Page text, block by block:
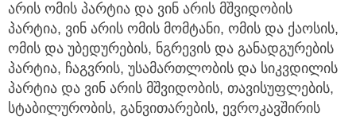
არის ომის პარტია და ვინ არის მშვიდობის
პარტია, ვინ არის ომის მომტანი, ომის და ქაოსის,
ომის და უბედურების, ნგრევის და განადგურების
პარტია, ჩაგვრის, უსამართლობის და სიკვდილის
პარტია და ვინ არის მშვიდობის, თავისუფლების,
სტაბილურობის, განვითარების, ევროკავშირის